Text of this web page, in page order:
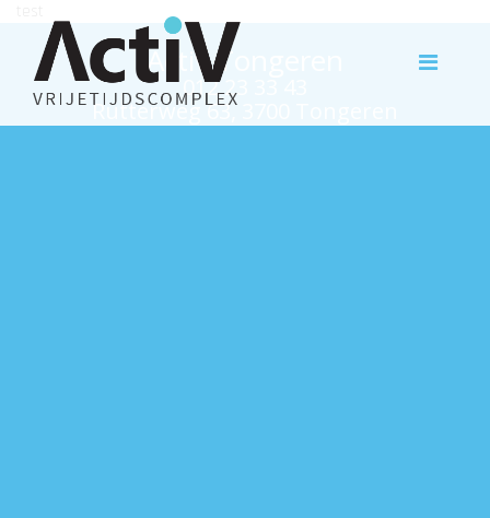
Activ Tongeren
012 23 33 43
Rutterweg 63, 3700 Tongeren